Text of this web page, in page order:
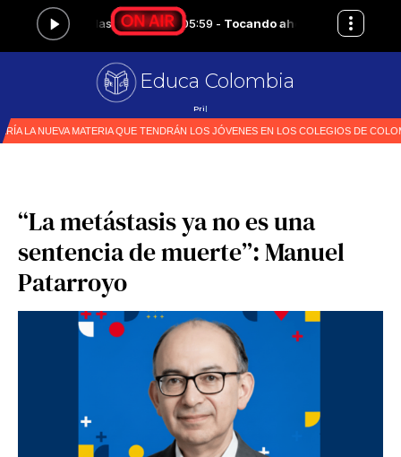
Educa Colombia
Primer medio espec
“La metástasis ya no es una
sentencia de muerte”: Manuel
Patarroyo